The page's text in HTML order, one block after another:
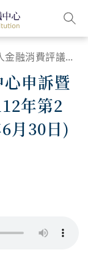
財團法人金融消費評議中心申訴暨申請評議案件統計資料 112年第2季(112年4月1日至112年6月30日)
申訴暨
年第2
月30日)